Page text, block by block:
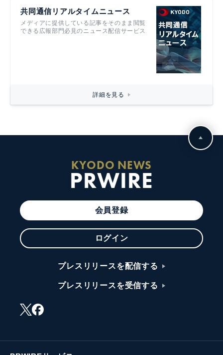
共同通信リアルタイムニュース
メディアに提供している記事をそのまま閲覧
できる広報部門必見のニュース配信サービス
詳細を見る
KYODO NEWS
PRWIRE
会員登録
ログイン
プレスリリースを配信する
プレスリリースを受信する